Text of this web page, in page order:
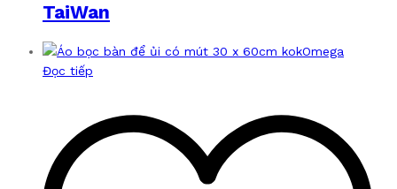
TaiWan
Đọc tiếp